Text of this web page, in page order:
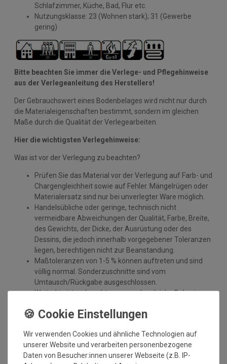
Schlafzimmer, Küche, Bad, Flur etc.
Nutzungsklasse: 23 (Wohnen stark); 31 (Gewerbe
gering)
Bitte beachten Sie immer die Verlege- und Pflegehinweise
aus der Verlegeanleitung des Herstellers!
Der Gebrauchswert eines Bodenbelages wird nicht nur durch
die Materialeigenschaften bestimmt, sondern im gleichen
Maße durch die Qualität der Verlegearbeiten.
Hier die wichtigsten Verlegehinweise:
Was ist vor der Verlegung zu beachten?
Prüfen Sie das Material vor der Verlegung auf Farb- und
Chargengleichheit sowie auf Fehler. Mängelrügen oder
Materialersatz sind nur bei unverlegter Ware möglich.
Handelsübliche oder geringe, technisch nicht
vermeidbare Abweichungen der Qualität, Farbe, Breite,
des Gewichts, der Dicke, der Ausrüstung oder des
Dessins, die jedoch innerhalb vorgegebener Toleranzen
liegen, berechtigen nicht zur Beanstandung.
Maßtoleranzen von 1-5 % können auftreten und sind
völlig normal. Sonderzuschnitte sind vom
Umtausch/Rückgabe ausgeschlossen.
Weiterhin ist zu beachten, wenn der gleiche Belag in
Farbabweichungen auf Grund der unterschiedlichen
Wie messe ich meinen Raum aus, damit das Material
ausreicht?
Wir verwenden Cookies und ähnliche Technologien auf
unserer Website und verarbeiten personenbezogene
Daten von Besucher:innen unserer Webseite (z.B. IP-